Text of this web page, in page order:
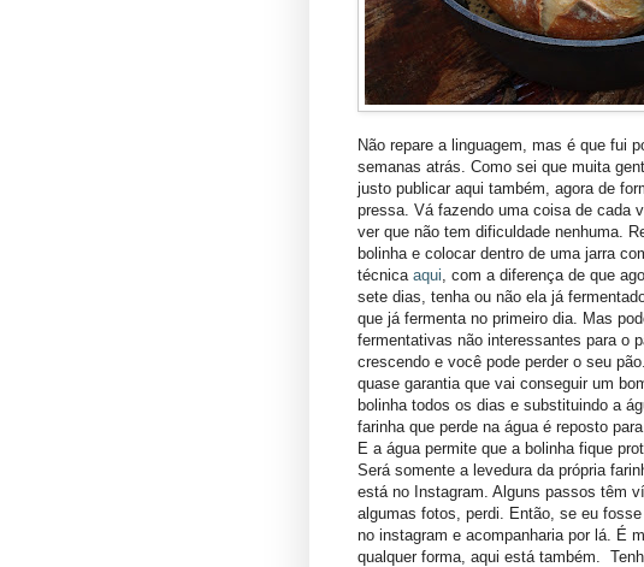
Não repare a linguagem, mas é que fui
semanas atrás. Como sei que muita
justo publicar aqui também, agora de
pressa. Vá fazendo uma coisa de cada
ver que não tem dificuldade nenhuma.
bolinha e colocar dentro de uma jarra
técnica aqui , com a diferença de que
sete dias, tenha ou não ela já
que já fermenta no primeiro dia. Mas
fermentativas não interessantes para o
crescendo e você pode perder o seu
quase garantia que vai conseguir um
bolinha todos os dias e substituindo a
farinha que perde na água é reposto
E a água permite que a bolinha fique
Será somente a levedura da própria
está no Instagram. Alguns passos têm
algumas fotos, perdi. Então, se eu
no instagram e acompanharia por lá. É
qualquer forma, aqui está também.